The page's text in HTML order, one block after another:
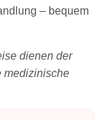
– bequem
dienen der
medizinische